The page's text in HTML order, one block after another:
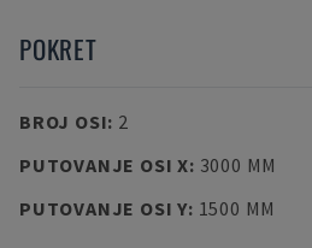
POKRET
BROJ OSI: 2
PUTOVANJE OSI X: 3000 MM
PUTOVANJE OSI Y: 1500 MM